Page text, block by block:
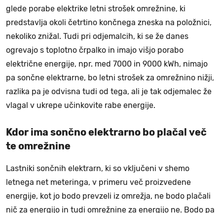
glede porabe elektrike letni strošek omrežnine, ki
predstavlja okoli četrtino končnega zneska na položnici,
nekoliko znižal. Tudi pri odjemalcih, ki se že danes
ogrevajo s toplotno črpalko in imajo višjo porabo
električne energije, npr. med 7000 in 9000 kWh, nimajo
pa sončne elektrarne, bo letni strošek za omrežnino nižji,
razlika pa je odvisna tudi od tega, ali je tak odjemalec že
vlagal v ukrepe učinkovite rabe energije.
Kdor ima sončno elektrarno bo plačal več
te omrežnine
Lastniki sončnih elektrarn, ki so vključeni v shemo
letnega net meteringa, v primeru več proizvedene
energije, kot jo bodo prevzeli iz omrežja, ne bodo plačali
nič za energijo in tudi omrežnine za energijo ne. Bodo pa